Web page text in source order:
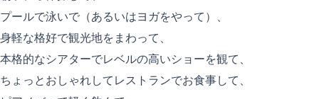
プールで泳いで（あるいはヨガをやって）、
身軽な格好で観光地をまわって、
本格的なシアターでレベルの高いショーを観て、
ちょっとおしゃれしてレストランでお食事して、